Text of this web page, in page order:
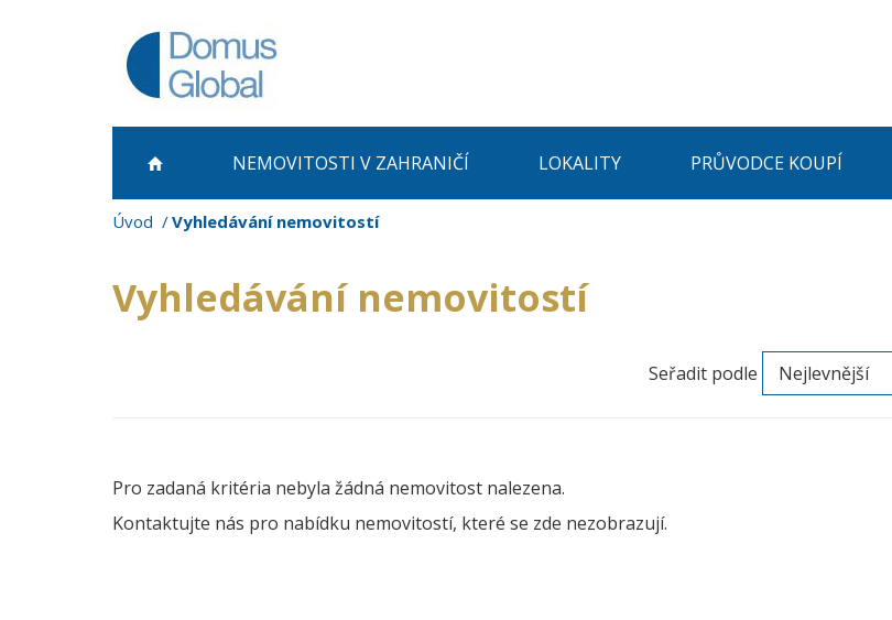
NEMOVITOSTI V ZAHRANIČÍ LOKALITY PRŮVODCE KOUPÍ
Úvod Vyhledávání nemovitostí
Vyhledávání nemovitostí
Seřadit podle
Pro zadaná kritéria nebyla žádná nemovitost nalezena.
Kontaktujte nás pro nabídku nemovitostí, které se zde nezobrazují.